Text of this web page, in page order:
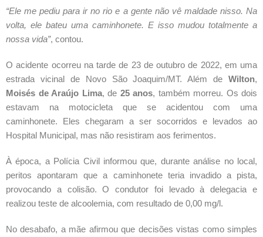
“Ele me pediu para ir no rio e a gente não vê maldade nisso. Na
volta, ele bateu uma caminhonete. E isso mudou totalmente a
nossa vida”, contou.
O acidente ocorreu na tarde de 23 de outubro de 2022, em uma
estrada vicinal de Novo São Joaquim/MT. Além de Wilton
Moisés de Araújo Lima, de 25 anos, também morreu. Os dois
estavam na motocicleta que se acidentou com uma
caminhonete. Eles chegaram a ser socorridos e levados ao
Hospital Municipal, mas não resistiram aos ferimentos.
À época, a Polícia Civil informou que, durante análise no local,
peritos apontaram que a caminhonete teria invadido a pista,
provocando a colisão. O condutor foi levado à delegacia e
realizou teste de alcoolemia, com resultado de 0,00 mg/l.
No desabafo, a mãe afirmou que decisões vistas como simples